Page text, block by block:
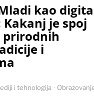
kao
je spoj
prirodnih
i
i tehnologija ·